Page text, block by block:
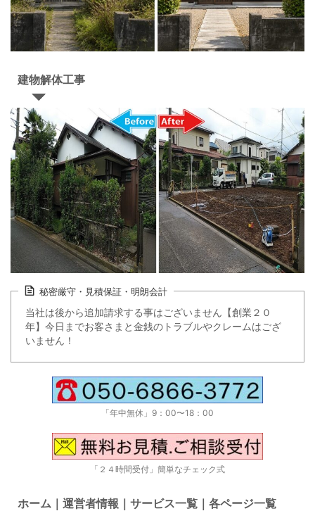
建物解体工事
秘密厳守・見積保証・明朗会計
当社は後から追加請求する事はございません【創業２０
年】今日までお客さまと金銭のトラブルやクレームはござ
いません！
「年中無休」9：00〜18：00
「２４時間受付」簡単なチェック式
ホーム｜運営者情報｜サービス一覧｜各ページ一覧